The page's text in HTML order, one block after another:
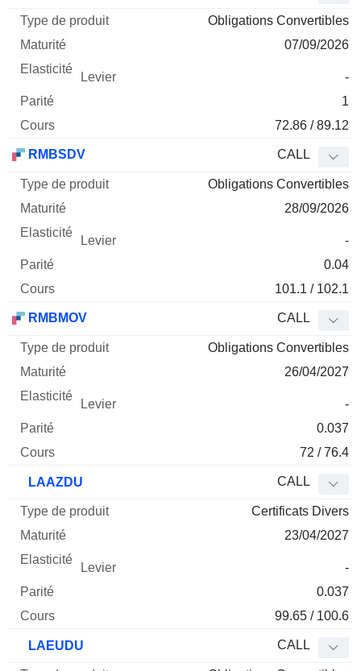
Obligations Convertibles
07/09/2026
-
1
72.86 / 89.12
RMBSDV CALL
Obligations Convertibles
28/09/2026
-
0.04
101.1 / 102.1
RMBMOV CALL
Obligations Convertibles
26/04/2027
-
0.037
72 / 76.4
LAAZDU CALL
Certificats Divers
23/04/2027
-
0.037
99.65 / 100.6
LAEUDU CALL